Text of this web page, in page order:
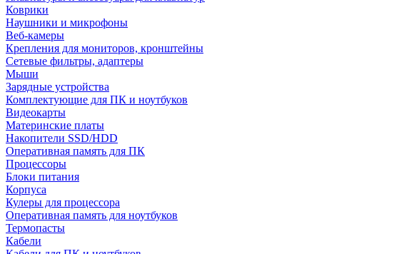
Коврики
Наушники и микрофоны
Веб-камеры
Крепления для мониторов, кронштейны
Сетевые фильтры, адаптеры
Мыши
Зарядные устройства
Комплектующие для ПК и ноутбуков
Видеокарты
Материнские платы
Накопители SSD/HDD
Оперативная память для ПК
Процессоры
Блоки питания
Корпуса
Кулеры для процессора
Оперативная память для ноутбуков
Термопасты
Кабели